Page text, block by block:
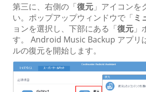
第三に、右側の「復元 」アイコンを
い。ポップアップウィンドウで「ミ
ョンを選択し、下部にある「復元 」
す。 Android Music Backup アプリ
ルの復元を開始します。